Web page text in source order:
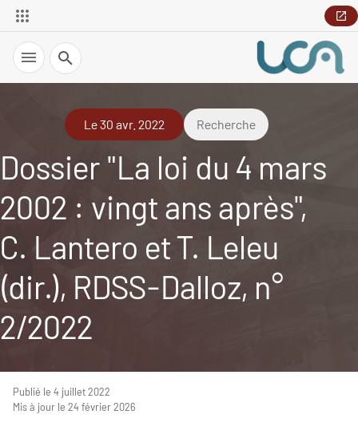
Recherche
Le 30 avr. 2022 Recherche
Dossier "La loi du 4 mars
2002 : vingt ans après",
C. Lantero et T. Leleu
(dir.), RDSS-Dalloz, n°
2/2022
Publié le 4 juillet 2022
Mis à jour le 24 février 2026